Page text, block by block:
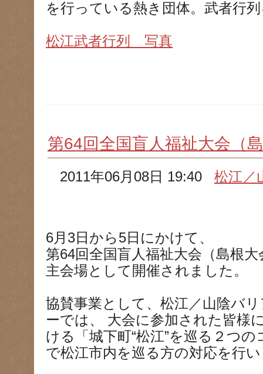
を行っている熱き団体。武者行
松江武者行列 写真
第64回全国盲人福祉大会（
2011年06月08日 19:40松江／
6月3日から5日にかけて、
第64回全国盲人福祉大会（島根
主会場として開催されました。
協賛事業として、松江／山陰バ
ーでは、 大会に参加された皆様
ける「城下町“松江”を巡る２つ
で松江市内を巡る方の対応を行